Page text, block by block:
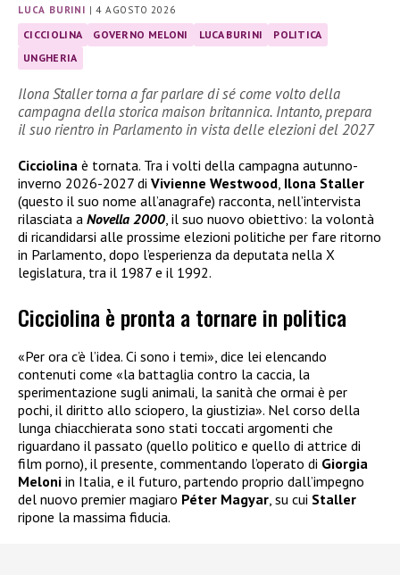
LUCA BURINI |4 AGOSTO 2026
CICCIOLINA GOVERNO MELONI LUCA BURINI
POLITICA
UNGHERIA
Ilona Staller torna a far parlare di sé come volto della
campagna della storica maison britannica. Intanto, prepara
il suo rientro in Parlamento in vista delle elezioni del 2027
Cicciolina è tornata. Tra i volti della campagna autunno-
inverno 2026-2027 di Vivienne Westwood Ilona Staller
(questo il suo nome all’anagrafe) racconta, nell’intervista
rilasciata a Novella 2000 , il suo nuovo obiettivo: la volontà
di ricandidarsi alle prossime elezioni politiche per fare ritorno
in Parlamento, dopo l’esperienza da deputata nella X
legislatura, tra il 1987 e il 1992.
Cicciolina è pronta a tornare in politica
«Per ora c’è l’idea. Ci sono i temi», dice lei elencando
contenuti come «la battaglia contro la caccia, la
sperimentazione sugli animali, la sanità che ormai è per
pochi, il diritto allo sciopero, la giustizia». Nel corso della
lunga chiacchierata sono stati toccati argomenti che
riguardano il passato (quello politico e quello di attrice di
film porno), il presente, commentando l’operato di Giorgia
Meloni in Italia, e il futuro, partendo proprio dall’impegno
del nuovo premier magiaro Péter Magyar, su cui Staller
ripone la massima fiducia.